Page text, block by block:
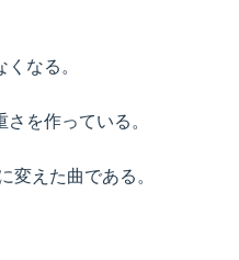
なる。
を作っている。
変えた曲である。